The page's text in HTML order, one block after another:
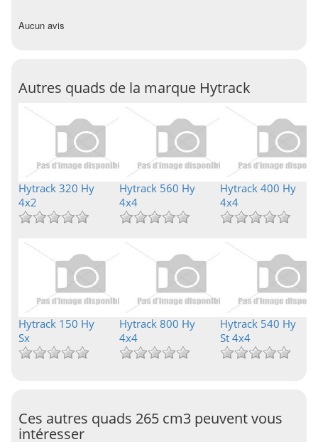
Aucun avis
Autres quads de la marque Hytrack
Hytrack 320 Hy
4x2
Hytrack 560 Hy
4x4
Hytrack 400 Hy
4x4
Hytrack 150 Hy
Sx
Hytrack 800 Hy
4x4
Hytrack 540 Hy
St 4x4
Ces autres quads 265 cm3 peuvent vous
intéresser